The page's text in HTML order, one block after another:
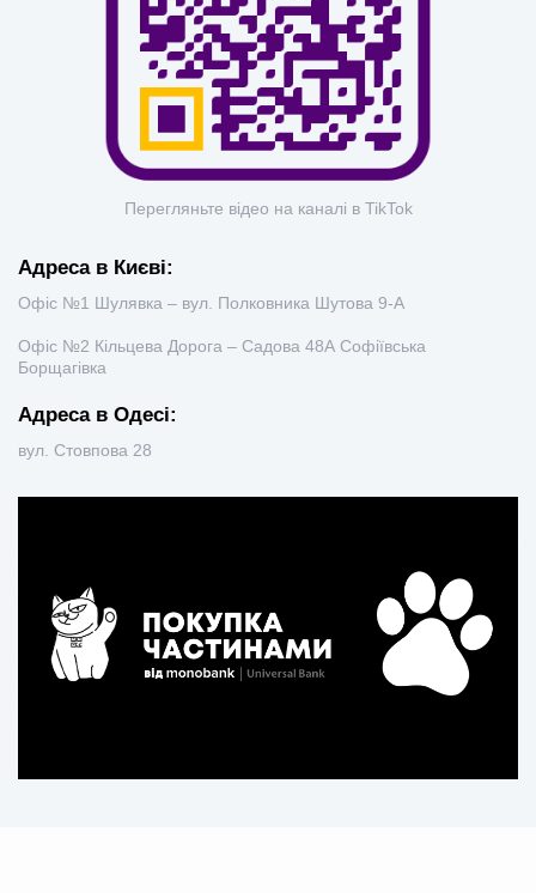
Перегляньте відео на каналі в TikTok
Адреса в Києві:
Офіс №1 Шулявка – вул. Полковника Шутова 9-А
Офіс №2 Кільцева Дорога – Садова 48А Софіївська
Борщагівка
Адреса в Одесі:
вул. Стовпова 28